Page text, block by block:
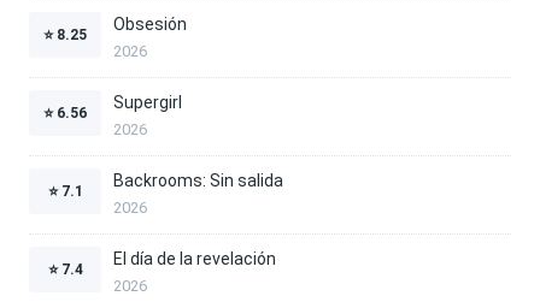
⭐ 8.25
Obsesión
2026
⭐ 6.56
Supergirl
2026
⭐ 7.1
Backrooms: Sin salida
2026
⭐ 7.4
El día de la revelación
2026